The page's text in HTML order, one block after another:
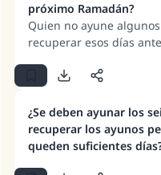
próximo Ramadán?
Quien no ayune
recuperar esos días
detallada.
¿Se deben ayunar los
recuperar los ayunos
queden suficientes